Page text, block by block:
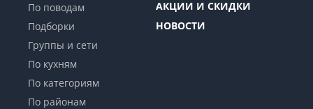
По поводам
Подборки
Группы и сети
По кухням
По категориям
По районам
АКЦИИ И СКИДКИ
НОВОСТИ